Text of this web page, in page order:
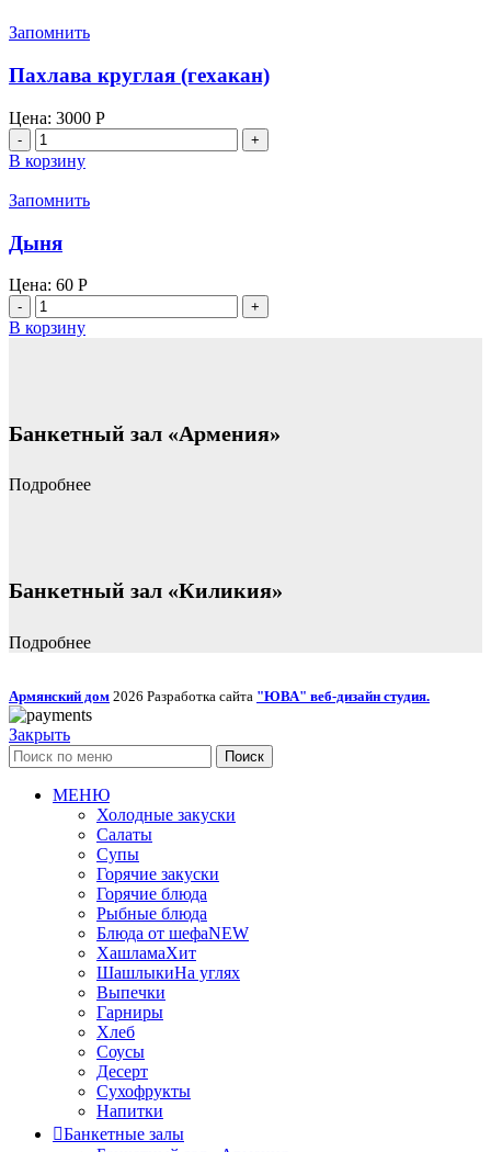
Запомнить
Пахлава круглая (гехакан)
Цена: 3000 Р
Количество
товара
Пахлава
круглая
В корзину
Запомнить
Дыня
Цена: 60 Р
Количество
товара
Дыня
В корзину
Банкетный зал «Армения»
Подробнее
Банкетный зал «Киликия»
Подробнее
Армянский дом 2026 Разработка сайта "ЮВА" веб-дизайн студия.
Закрыть
Поиск
МЕНЮ
Холодные закуски
Салаты
Супы
Горячие закуски
Горячие блюда
Рыбные блюда
Блюда от шефаNEW
ХашламаХит
ШашлыкиНа углях
Выпечки
Гарниры
Хлеб
Соусы
Десерт
Сухофрукты
Напитки
Банкетные залы